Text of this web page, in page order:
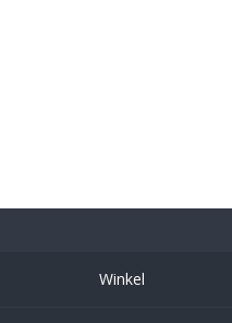
Winkel